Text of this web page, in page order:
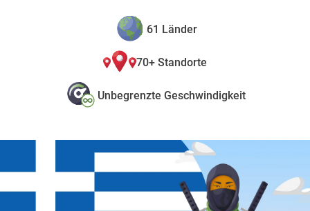
61 Länder
70+ Standorte
Unbegrenzte Geschwindigkeit